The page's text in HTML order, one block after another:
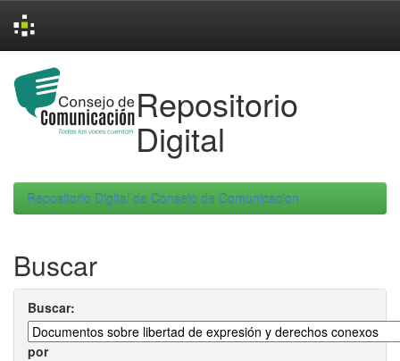
navigation
Repositorio
Digital
Repositorio Digital de Consejo de Comunicacion
Buscar
Buscar:
por